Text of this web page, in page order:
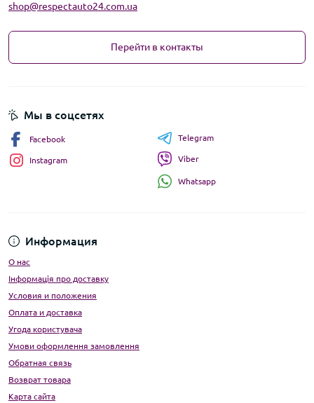
shop@respectauto24.com.ua
Перейти в контакты
Информация
О нас
Інформація про доставку
Условия и положения
Оплата и доставка
Угода користувача
Умови оформлення замовлення
Обратная связь
Возврат товара
Карта сайта
Мы в соцсетях
Facebook
Instagram
Telegram
Viber
Whatsapp